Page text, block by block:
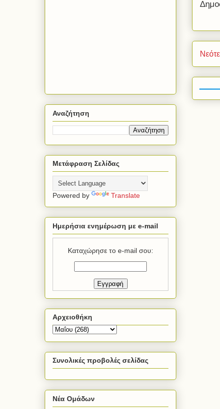
Αναζήτηση
Μετάφραση Σελίδας
Powered by Translate
Ημερήσια ενημέρωση με e-mail
Καταχώρησε το e-mail σου:
Αρχειοθήκη
Συνολικές προβολές σελίδας
Νέα Ομάδων